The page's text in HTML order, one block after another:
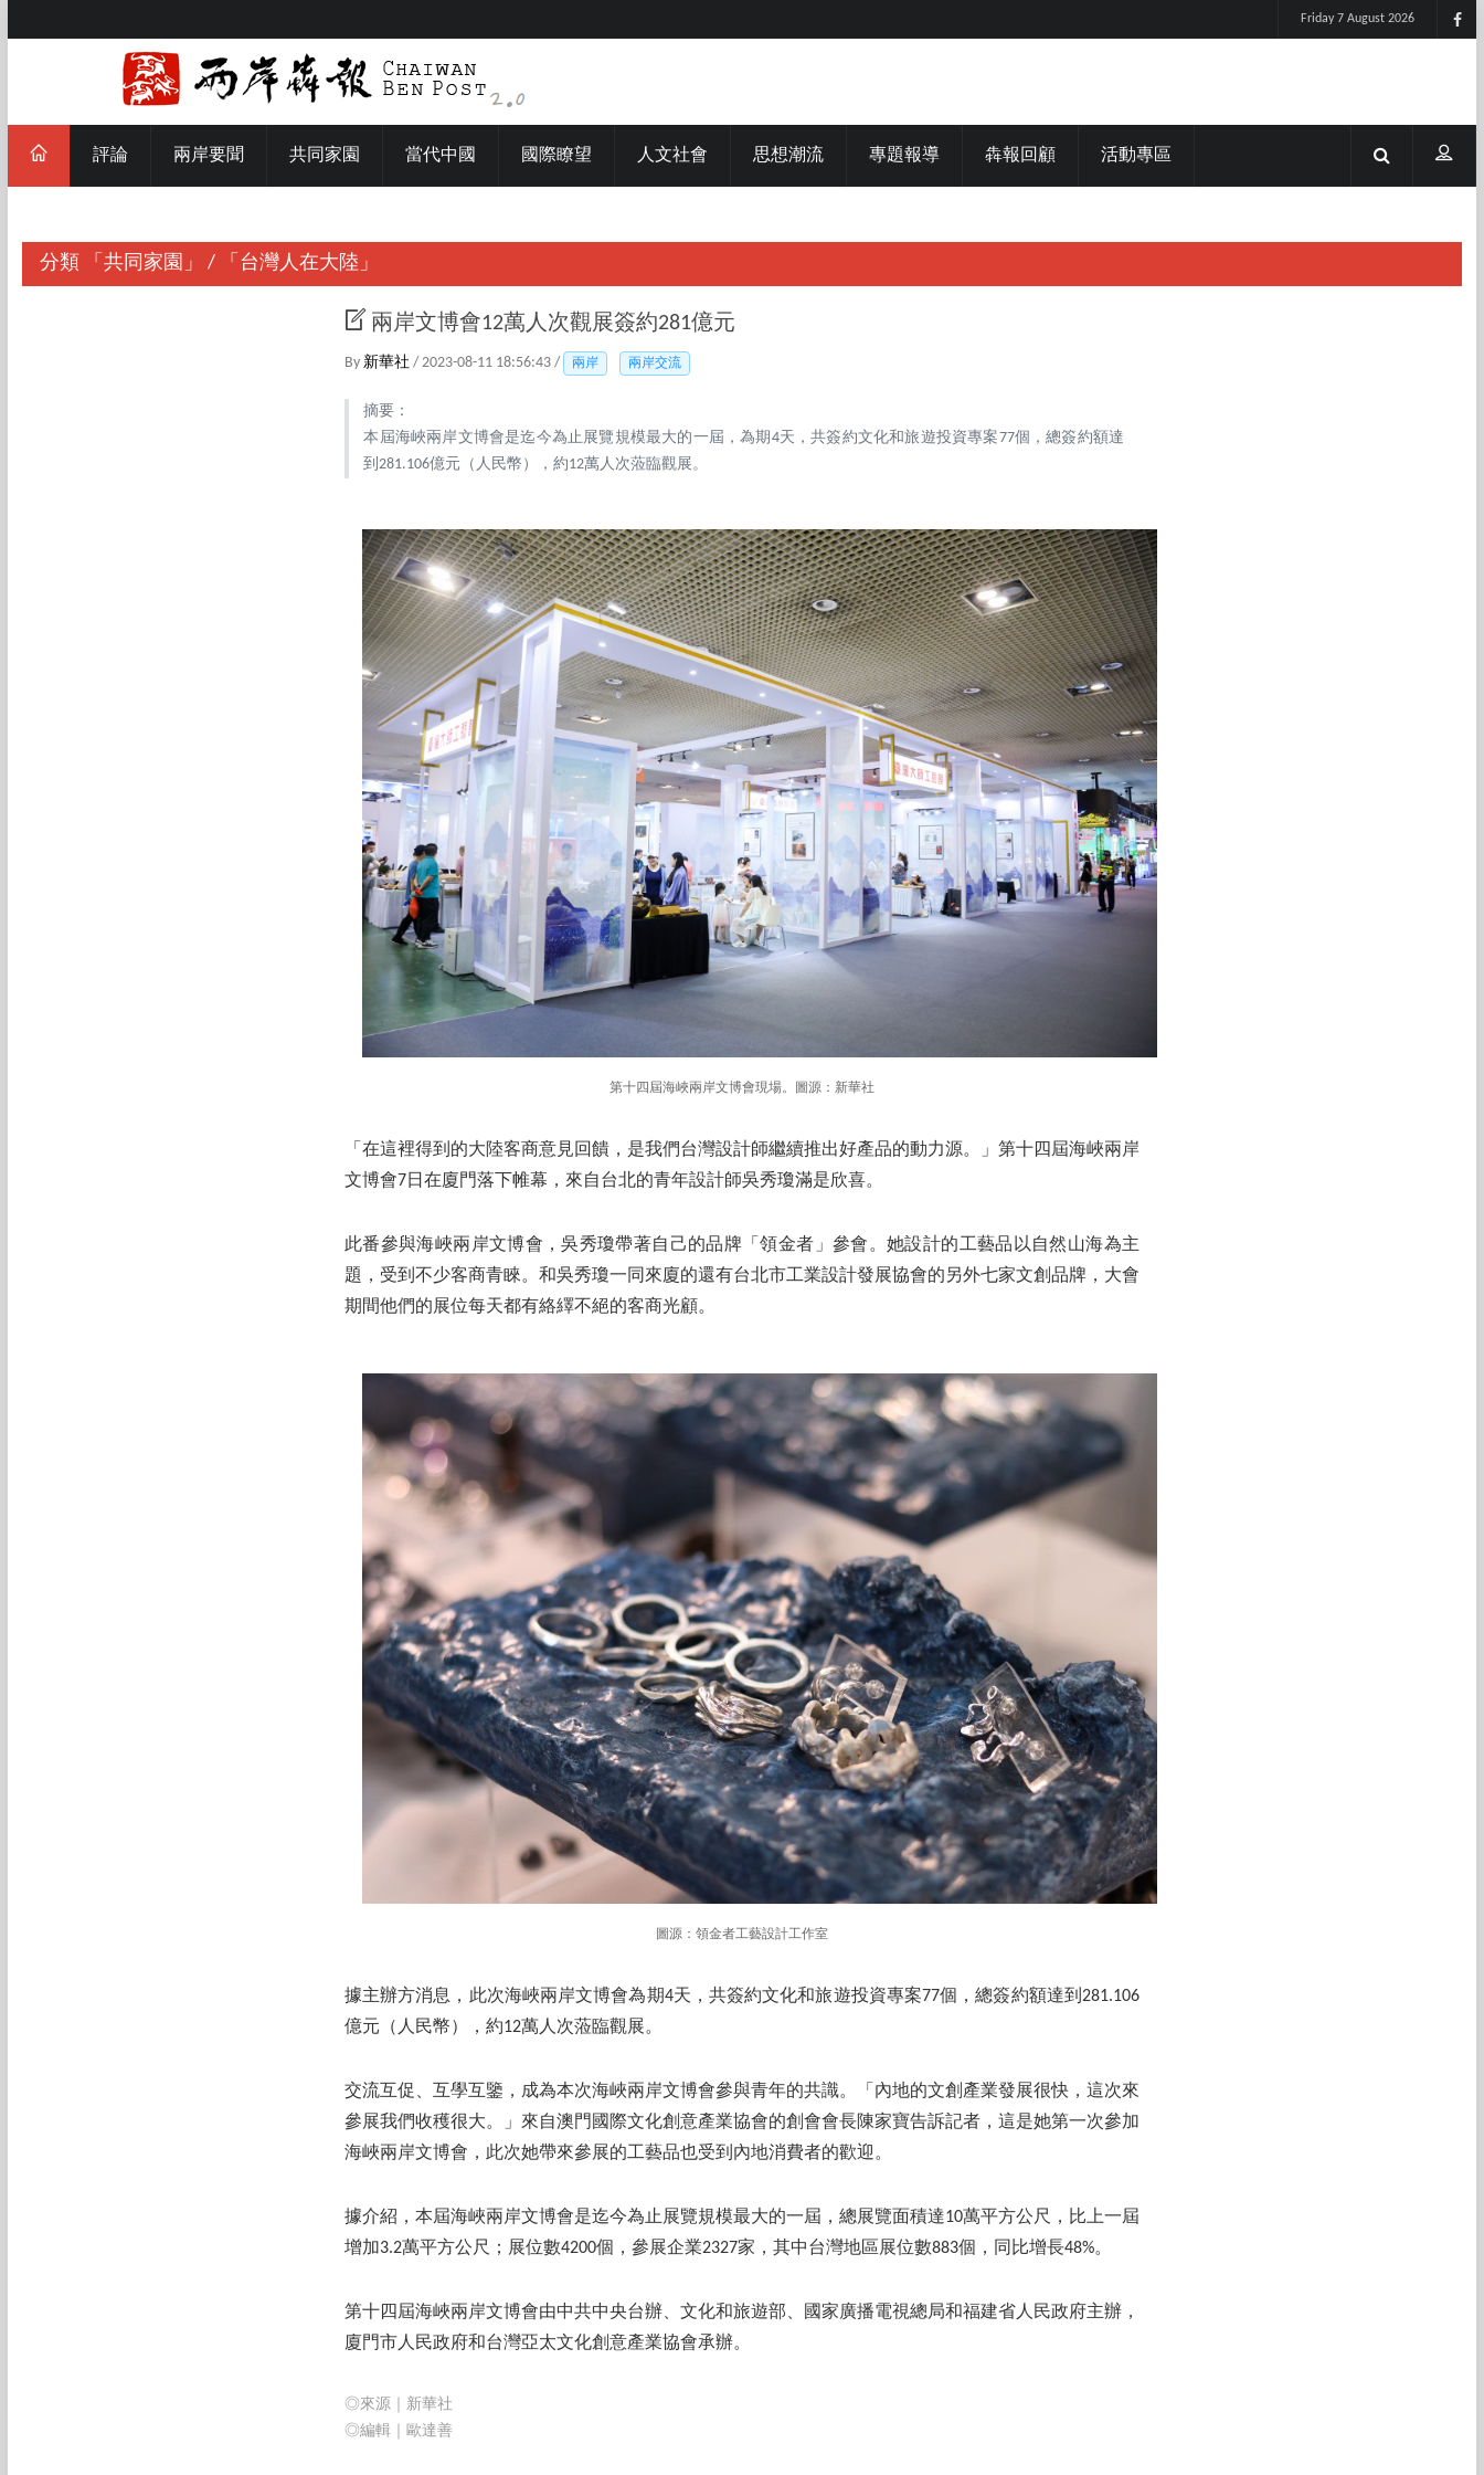
Friday 7 August 2026
評論 兩岸要聞 共同家園 當代中國 國際瞭望 人文社會 思想潮流 專題報導 犇報回顧 活動專區
分類 「共同家園」 / 「台灣人在大陸」
兩岸文博會12萬人次觀展簽約281億元
By 新華社 / 2023-08-11 18:56:43 / 兩岸 兩岸交流
摘要：
本屆海峽兩岸文博會是迄今為止展覽規模最大的一屆，為期4天，共簽約文化和旅遊投資專案77個，總簽約額達
到281.106億元（人民幣），約12萬人次蒞臨觀展。
第十四屆海峽兩岸文博會現場。圖源：新華社
「在這裡得到的大陸客商意見回饋，是我們台灣設計師繼續推出好產品的動力源。」第十四屆海峽兩岸
文博會7日在廈門落下帷幕，來自台北的青年設計師吳秀瓊滿是欣喜。
此番參與海峽兩岸文博會，吳秀瓊帶著自己的品牌「領金者」參會。她設計的工藝品以自然山海為主
題，受到不少客商青睞。和吳秀瓊一同來廈的還有台北市工業設計發展協會的另外七家文創品牌，大會
期間他們的展位每天都有絡繹不絕的客商光顧。
圖源：領金者工藝設計工作室
據主辦方消息，此次海峽兩岸文博會為期4天，共簽約文化和旅遊投資專案77個，總簽約額達到281.106
億元（人民幣），約12萬人次蒞臨觀展。
交流互促、互學互鑒，成為本次海峽兩岸文博會參與青年的共識。「內地的文創產業發展很快，這次來
參展我們收穫很大。」來自澳門國際文化創意產業協會的創會會長陳家寶告訴記者，這是她第一次參加
海峽兩岸文博會，此次她帶來參展的工藝品也受到內地消費者的歡迎。
據介紹，本屆海峽兩岸文博會是迄今為止展覽規模最大的一屆，總展覽面積達10萬平方公尺，比上一屆
增加3.2萬平方公尺；展位數4200個，參展企業2327家，其中台灣地區展位數883個，同比增長48%。
第十四屆海峽兩岸文博會由中共中央台辦、文化和旅遊部、國家廣播電視總局和福建省人民政府主辦，
廈門市人民政府和台灣亞太文化創意產業協會承辦。
◎來源｜新華社
◎編輯｜歐達善